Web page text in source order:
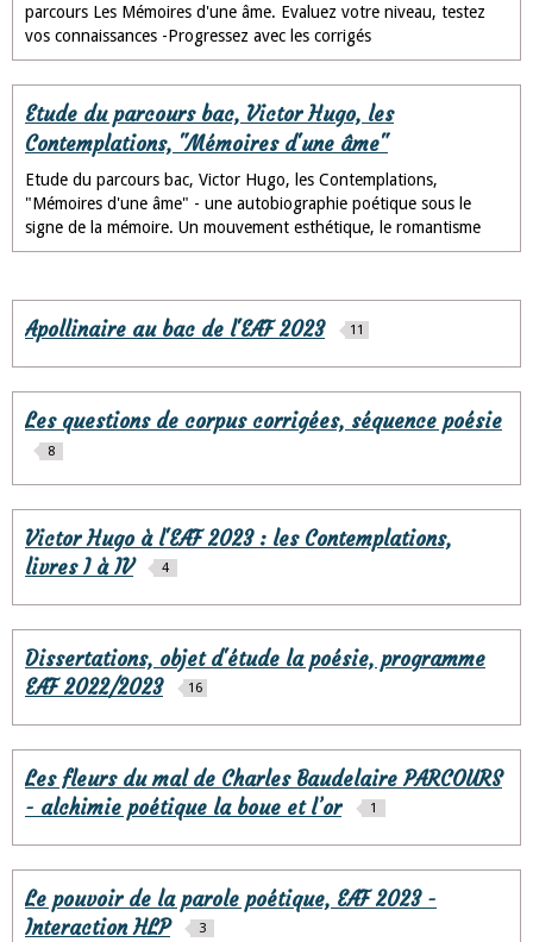
parcours Les Mémoires d'une âme. Evaluez votre niveau, testez
vos connaissances -Progressez avec les corrigés
Etude du parcours bac, Victor Hugo, les
Contemplations, "Mémoires d'une âme"
Etude du parcours bac, Victor Hugo, les Contemplations,
"Mémoires d'une âme" - une autobiographie poétique sous le
signe de la mémoire. Un mouvement esthétique, le romantisme
Apollinaire au bac de l'EAF 2023 11
Les questions de corpus corrigées, séquence poésie
8
Victor Hugo à l'EAF 2023 : les Contemplations,
livres I à IV
4
Dissertations, objet d'étude la poésie, programme
EAF 2022/2023
16
Les fleurs du mal de Charles Baudelaire PARCOURS
- alchimie poétique la boue et l’or
1
Le pouvoir de la parole poétique, EAF 2023 -
Interaction HLP
3